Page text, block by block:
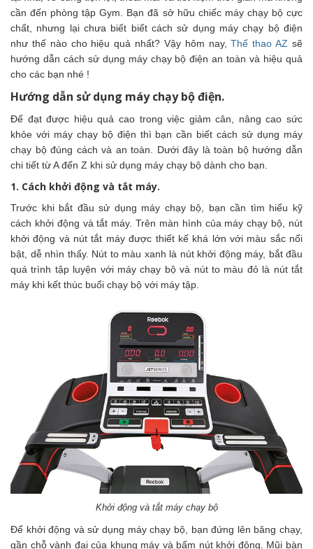
cần đến phòng tập Gym. Bạn đã sở hữu chiếc máy chạy bộ cực
chất, nhưng lại chưa biết biết cách sử dụng máy chạy bộ điện
như thế nào cho hiệu quả nhất? Vậy hôm nay,Thể thao AZ sẽ
hướng dẫn cách sử dụng máy chạy bộ điện an toàn và hiệu quả
cho các bạn nhé !
Hướng dẫn sử dụng máy chạy bộ điện.
Để đạt được hiệu quả cao trong việc giảm cân, nâng cao sức
khỏe với máy chạy bộ điện thì bạn cần biết cách sử dụng máy
chạy bộ đúng cách và an toàn. Dưới đây là toàn bộ hướng dẫn
chi tiết từ A đến Z khi sử dụng máy chạy bộ dành cho bạn.
1. Cách khởi động và tắt máy.
Trước khi bắt đầu sử dụng máy chạy bộ, bạn cần tìm hiểu kỹ
cách khởi động và tắt máy. Trên màn hình của máy chạy bộ, nút
khởi động và nút tắt máy được thiết kế khá lớn với màu sắc nổi
bật, dễ nhìn thấy. Nút to màu xanh là nút khởi động máy, bắt đầu
quá trình tập luyện với máy chạy bộ và nút to màu đỏ là nút tắt
máy khi kết thúc buổi chạy bộ với máy tập.
Khởi động và tắt máy chạy bộ
Để khởi động và sử dụng máy chạy bộ, bạn đứng lên băng chạy,
gần chỗ vành đai của khung máy và bấm nút khởi động. Mũi bàn